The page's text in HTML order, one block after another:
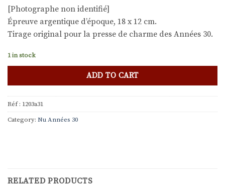
[Photographe non identifié]
Épreuve argentique d’époque, 18 x 12 cm.
Tirage original pour la presse de charme des Années 30.
1 in stock
ADD TO CART
Réf : 1203a31
Category: Nu Années 30
RELATED PRODUCTS